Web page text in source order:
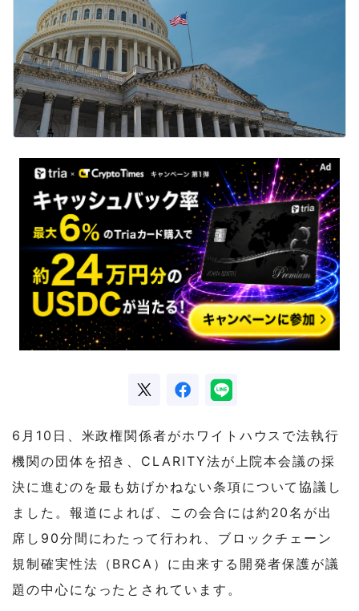
6月10日、米政権関係者がホワイトハウスで法執行
機関の団体を招き、CLARITY法が上院本会議の採
決に進むのを最も妨げかねない条項について協議し
ました。報道によれば、この会合には約20名が出
席し90分間にわたって行われ、ブロックチェーン
規制確実性法（BRCA）に由来する開発者保護が議
題の中心になったとされています。